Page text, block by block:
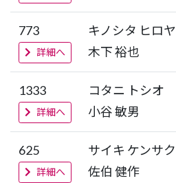
773
詳細へ
キノシタ ヒロヤ
木下 裕也
1333
詳細へ
コタニ トシオ
小谷 敏男
625
詳細へ
サイキ ケンサク
佐伯 健作